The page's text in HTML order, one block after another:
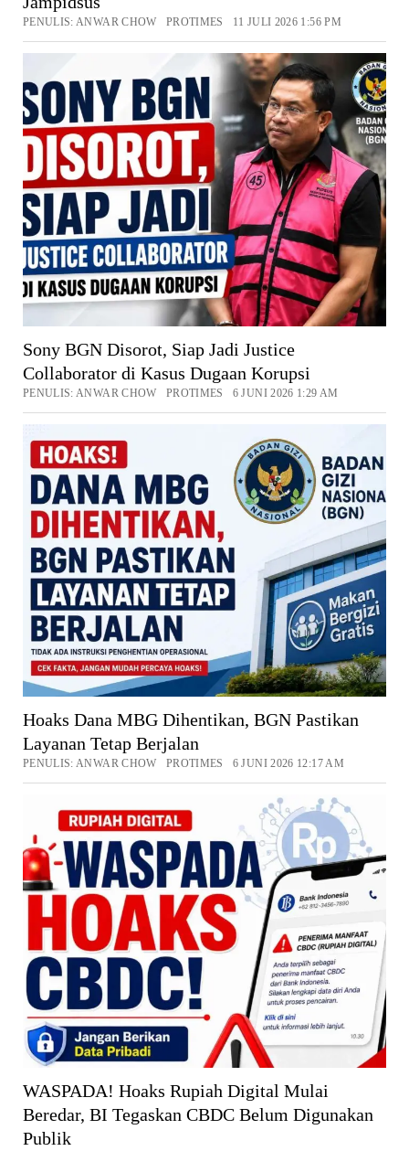
PENULIS: ANWAR CHOW PROTIMES 11 JULI 2026 1:56 PM
Sony BGN Disorot, Siap Jadi Justice
Collaborator di Kasus Dugaan Korupsi
PENULIS: ANWAR CHOW PROTIMES 6 JUNI 2026 1:29 AM
Hoaks Dana MBG Dihentikan, BGN Pastikan
Layanan Tetap Berjalan
PENULIS: ANWAR CHOW PROTIMES 6 JUNI 2026 12:17 AM
WASPADA! Hoaks Rupiah Digital Mulai
Beredar, BI Tegaskan CBDC Belum Digunakan
Publik